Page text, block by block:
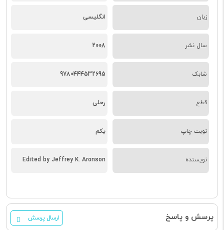
زبان انگلیسی
سال نشر 2008
شابک 9780444532695
قطع رحلی
نوبت چاپ یکم
نویسنده Edited by Jeffrey K. Aronson
پرسش و پاسخ ارسال پرسش